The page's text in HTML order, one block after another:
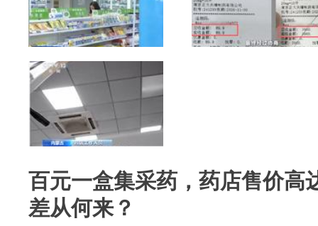
百元一盒集采药，药店售价高
差从何来？